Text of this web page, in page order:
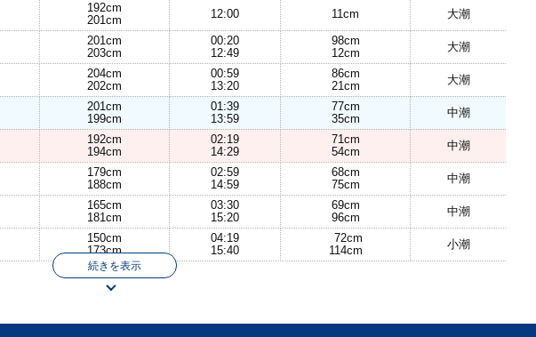
192cm
201cm
12:00 11cm 大潮
201cm
203cm
00:20
12:49
98cm
12cm
大潮
204cm
202cm
00:59
13:20
86cm
21cm
大潮
201cm
199cm
01:39
13:59
77cm
35cm
中潮
192cm
194cm
02:19
14:29
71cm
54cm
中潮
179cm
188cm
02:59
14:59
68cm
75cm
中潮
165cm
181cm
03:30
15:20
69cm
96cm
中潮
150cm
173cm
04:19
15:40
72cm
114cm
小潮
続きを表示